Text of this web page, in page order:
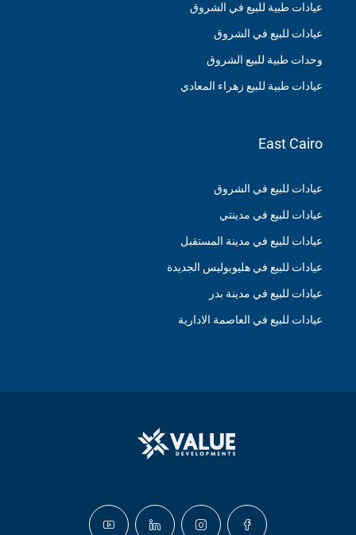
عيادات طبية للبيع في الشروق
عيادات للبيع في الشروق
وحدات طبية للبيع الشروق
عيادات طبية للبيع زهراء المعادي
East Cairo
عيادات للبيع في الشروق
عيادات للبيع في مدينتي
عيادات للبيع في مدينة المستقبل
عيادات للبيع في هليوبوليس الجديدة
عيادات للبيع في مدينة بدر
عيادات للبيع في العاصمة الادارية